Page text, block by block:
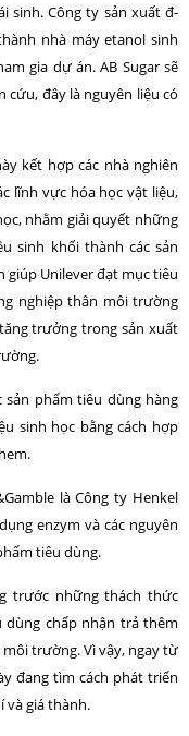
sinh. Công ty sản xuất đ­
nhà máy etanol sinh
gia dự án. AB Sugar sẽ
cứu, đây là nguyên liệu có
kết hợp các nhà nghiên
lĩnh vực hóa học vật liệu,
nhằm giải quyết những
sinh khối thành các sản
giúp Unilever đạt mục tiêu
nghiệp thân môi trư­ờng
tr­ưởng trong sản xuất
sản phẩm tiêu dùng hàng
sinh học bằng cách hợp
là Công ty Henkel
enzym và các nguyên
tiêu dùng.
tr­ước những thách thức
chấp nhận trả thêm
trư­ờng. Vì vậy, ngay từ
đang tìm cách phát triển
và giá thành.